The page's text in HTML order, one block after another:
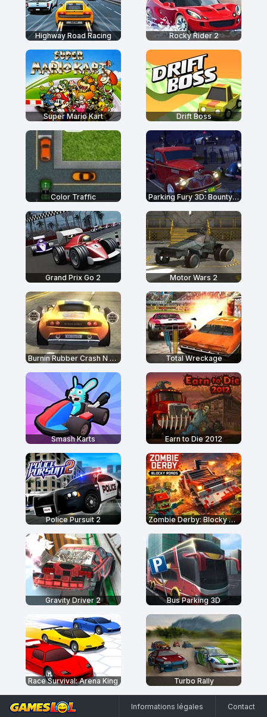
Highway Road Racing Rocky Rider 2
Super Mario Kart Drift Boss
Color Traffic Parking Fury 3D: Bounty Hunter
Grand Prix Go 2 Motor Wars 2
Burnin Rubber Crash N Burn Total Wreckage
Smash Karts Earn to Die 2012
Police Pursuit 2 Zombie Derby: Blocky Roads
Gravity Driver 2 Bus Parking 3D
Race Survival: Arena King Turbo Rally
Informations légales Contact